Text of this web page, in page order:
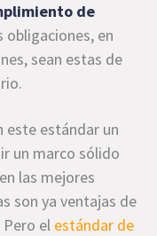
de
obligaciones, en
sean estas de
este estándar un
un marco sólido
las mejores
son ya ventajas de
el estándar de